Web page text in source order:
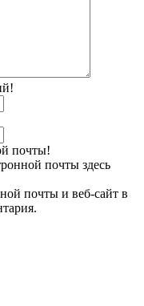
почты!
почты здесь
почты и веб-сайт в